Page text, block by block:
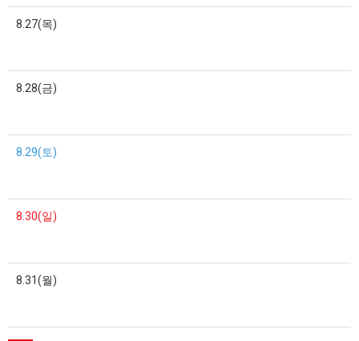
8.27(목)
8.28(금)
8.29(토)
8.30(일)
8.31(월)